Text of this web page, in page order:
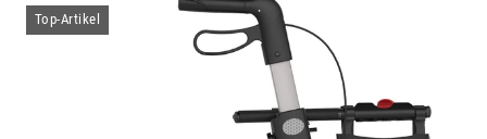
Top-Artikel